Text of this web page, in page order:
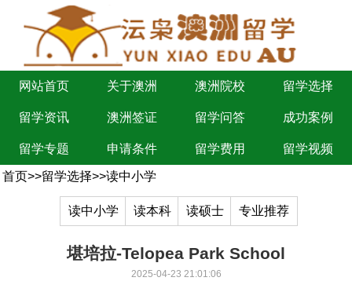
网站首页 关于澳洲 澳洲院校 留学选择
留学资讯 澳洲签证 留学问答 成功案例
留学专题 申请条件 留学费用 留学视频
首页>>留学选择>>读中小学
读中小学 读本科 读硕士 专业推荐
堪培拉-Telopea Park School
2025-04-23 21:01:06